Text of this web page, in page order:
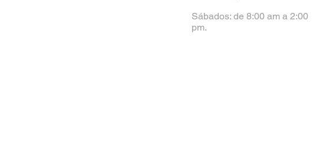
Sábados: de 8:00 am a 2:00
pm.